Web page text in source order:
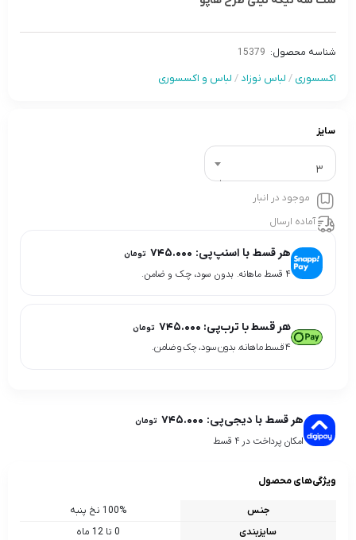
شناسه محصول: 15379
اکسسوری / لباس نوزاد / لباس و اکسسوری
سایز
3
موجود در انبار
آماده ارسال
هر قسط با اسنپ‌پی: ۷۴۵.۰۰۰ تومان
۴ قسط ماهانه. بدون سود، چک و ضامن.
هر قسط با ترب‌پی: ۷۴۵.۰۰۰ تومان
۴ قسط ماهانه. بدون سود، چک و ضامن.
هر قسط با دیجی‌پی: ۷۴۵.۰۰۰ تومان
امکان پرداخت در 4 قسط
ویژگی‌های محصول
جنس
100% نخ پنبه
سایزبندی
0 تا 12 ماه